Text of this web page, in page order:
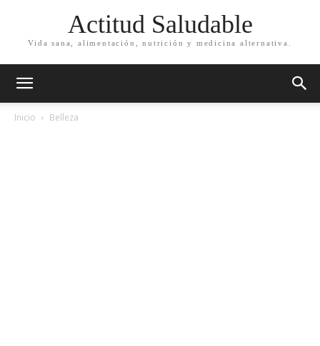
Actitud Saludable
Vida sana, alimentación, nutrición y medicina alternativa.
Inicio Belleza